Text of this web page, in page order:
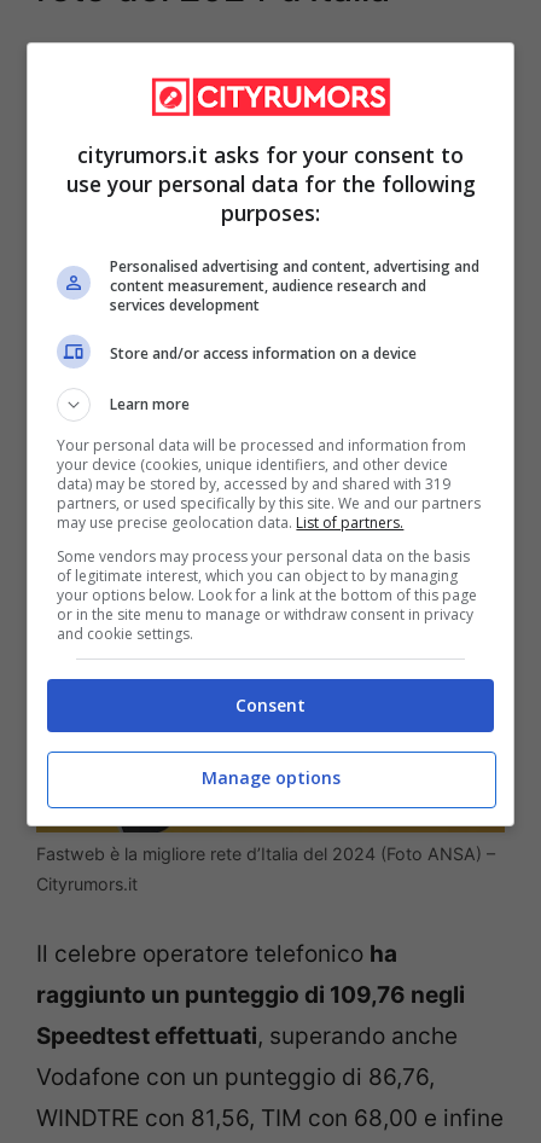
una volta Fastweb.L’azienda italiana di
larga, ha ottenuto il riconoscimento per la
quarta volta consecutiva, confermandosi
come uno degli operatori più apprezzati a
livello nazionale. I test effettuati da Ookla
parlano chiaro:
Fastweb continua a
confermare la propria velocità di rete
aggiudica tutti gli Speedtest Awards del
primo semestre del 2024.
Fastweb è la migliore rete d’Italia del 2024 (Foto ANSA) –
Cityrumors.it
Il celebre operatore telefonico ha
raggiunto un punteggio di 109,76 negli
Speedtest effettuati, superando anche
Vodafone con un punteggio di 86,76,
WINDTRE con 81,56, TIM con 68,00 e infine
cityrumors.it asks for your consent to
use your personal data for the following
purposes:
Personalised advertising and content, advertising and
content measurement, audience research and
services development
Store and/or access information on a device
Learn more
Your personal data will be processed and information from
your device (cookies, unique identifiers, and other device
data) may be stored by, accessed by and shared with 319
partners, or used specifically by this site. We and our partners
may use precise geolocation data. List of partners.
Some vendors may process your personal data on the basis
of legitimate interest, which you can object to by managing
your options below. Look for a link at the bottom of this page
or in the site menu to manage or withdraw consent in privacy
and cookie settings.
Consent
Manage options